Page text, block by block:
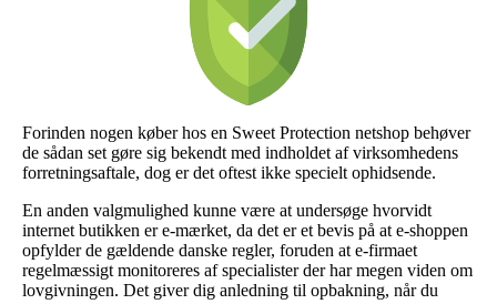
Forinden nogen køber hos en Sweet Protection netshop behøver
de sådan set gøre sig bekendt med indholdet af virksomhedens
forretningsaftale, dog er det oftest ikke specielt ophidsende.
En anden valgmulighed kunne være at undersøge hvorvidt
internet butikken er e-mærket, da det er et bevis på at e-shoppen
opfylder de gældende danske regler, foruden at e-firmaet
regelmæssigt monitoreres af specialister der har megen viden om
lovgivningen. Det giver dig anledning til opbakning, når du